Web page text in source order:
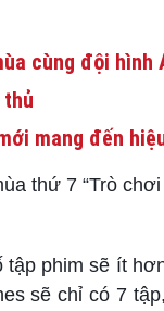
cùng đội hình
mang đến
thứ 7 “Trò
phim sẽ ít
sẽ chỉ có 7